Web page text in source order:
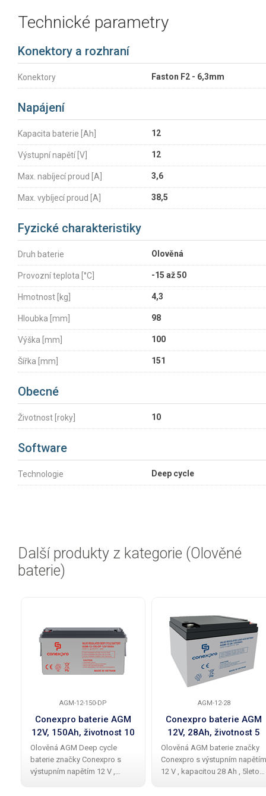
Technické parametry
Konektory a rozhraní
Konektory Faston F2 - 6,3mm
Napájení
Kapacita baterie [Ah] 12
Výstupní napětí [V] 12
Max. nabíjecí proud [A] 3,6
Max. vybíjecí proud [A] 38,5
Fyzické charakteristiky
Druh baterie Olověná
Provozní teplota [°C] -15 až 50
Hmotnost [kg] 4,3
Hloubka [mm] 98
Výška [mm] 100
Šířka [mm] 151
Obecné
Životnost [roky] 10
Software
Technologie Deep cycle
Další produkty z kategorie (Olověné
baterie)
AGM-12-150-DP
Conexpro baterie AGM
12V, 150Ah, životnost 10
let, M8, Deep cycle
Olověná AGM Deep cycle
baterie značky Conexpro s
výstupním napětím 12 V ,
AGM-12-28
Conexpro baterie AGM
12V, 28Ah, životnost 5
let, M5
Olověná AGM baterie značky
Conexpro s výstupním napětím
12 V , kapacitou 28 Ah , 5letou